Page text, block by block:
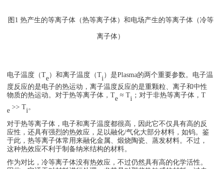
图1 热产生的等离子体（热等离子体）和电场产生的等离子体（冷等
离子体）
电子温度（Te）和离子温度（Ti ）是Plasma的两个重要参数。电子温
度反应的是电子的热运动，离子温度反应的是重颗粒、离子和中性
物质的热运动。对于热等离子体，Te ≈ Ti ；对于非热等离子体，T
e >> Ti。
对于热等离子体，电子和离子温度都很高，因此它不仅具有高的反
应性，还具有强烈的热效应，足以融化/气化大部分材料，如钨。鉴
于此，热等离子体常用来融化金属、煅烧陶瓷、蒸发材料。不过，
这种热效应不利于制备纳米结构的材料。
作为对比，冷等离子体没有热效应，不过仍然具有高的化学活性。